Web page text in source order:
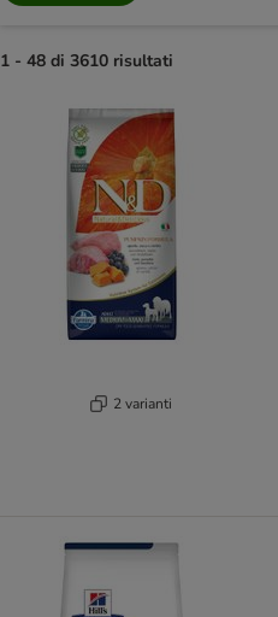
1 - 48 di 3610 risultati
2 varianti